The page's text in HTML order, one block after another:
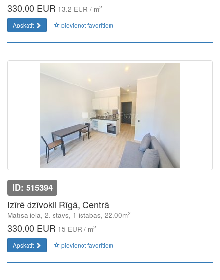
330.00 EUR 13.2 EUR / m2
Apskatīt pievienot favorītiem
ID: 515394
Izīrē dzīvokli Rīgā, Centrā
Matīsa iela, 2. stāvs, 1 istabas, 22.00m2
330.00 EUR 15 EUR / m2
Apskatīt pievienot favorītiem